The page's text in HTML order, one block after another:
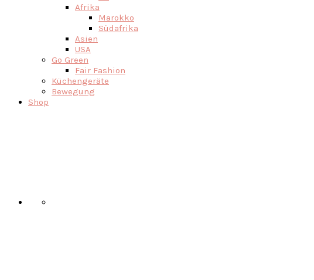
Afrika
Marokko
Südafrika
Asien
USA
Go Green
Fair Fashion
Küchengeräte
Bewegung
Shop